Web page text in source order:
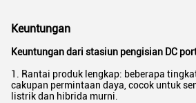
Keuntungan
Keuntungan dari stasiun pengisian DC
1. Rantai produk lengkap: beberapa
cakupan permintaan daya, cocok untuk
listrik dan hibrida murni.